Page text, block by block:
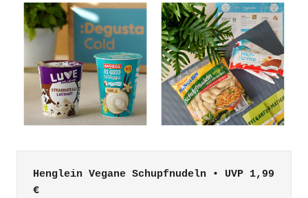
Henglein Vegane Schupfnudeln • UVP 1,99
€